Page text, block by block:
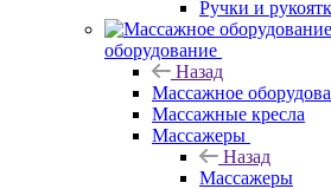
Ручки и
оборудование
Назад
Массажное
Массажные кресла
Массажеры
Назад
Массажеры